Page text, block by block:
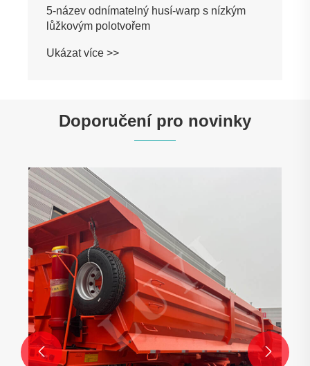
5-název odnímatelný husí-warp s nízkým
lůžkovým polotvořem
Ukázat více >>
Doporučení pro novinky
 